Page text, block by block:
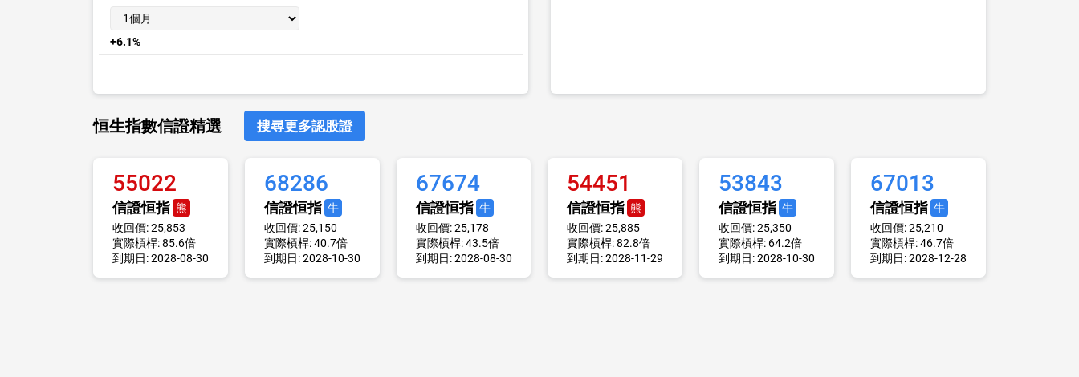
+6.1%
恒生指數信證精選 搜尋更多認股證
55022
信證恒指 熊
收回價: 25,853
實際槓桿: 85.6倍
到期日: 2028-08-30
68286
信證恒指 牛
收回價: 25,150
實際槓桿: 40.7倍
到期日: 2028-10-30
67674
信證恒指 牛
收回價: 25,178
實際槓桿: 43.5倍
到期日: 2028-08-30
54451
信證恒指 熊
收回價: 25,885
實際槓桿: 82.8倍
到期日: 2028-11-29
53843
信證恒指 牛
收回價: 25,350
實際槓桿: 64.2倍
到期日: 2028-10-30
67013
信證恒指 牛
收回價: 25,210
實際槓桿: 46.7倍
到期日: 2028-12-28